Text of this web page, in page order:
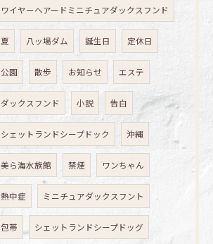
ワイヤーヘアードミニチュアダックスフンド
夏 八ッ場ダム 誕生日 定休日
公園 散歩 お知らせ エステ
ダックスフンド 小説 告白
シェットランドシープドック 沖縄
美ら海水族館 禁煙 ワンちゃん
熱中症 ミニチュアダックスフント
包帯 シェットランドシープドッグ